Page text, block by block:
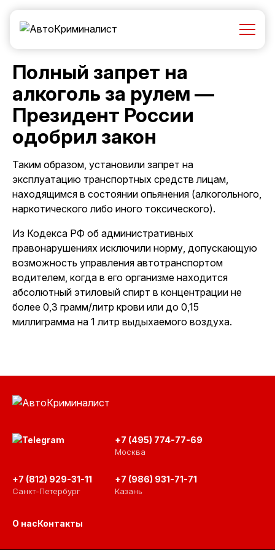
Полный запрет на
алкоголь за рулем —
Президент России
одобрил закон
Таким образом, установили запрет на
эксплуатацию транспортных средств лицам,
находящимся в состоянии опьянения (алкогольного,
наркотического либо иного токсического).
Из Кодекса РФ об административных
правонарушениях исключили норму, допускающую
возможность управления автотранспортом
водителем, когда в его организме находится
абсолютный этиловый спирт в концентрации не
более 0,3 грамм/литр крови или до 0,15
миллиграмма на 1 литр выдыхаемого воздуха.
О насКонтакты
+7 (495) 774-77-69
Москва
+7 (812) 929-31-11
Санкт-Петербург
+7 (986) 931-71-71
Казань